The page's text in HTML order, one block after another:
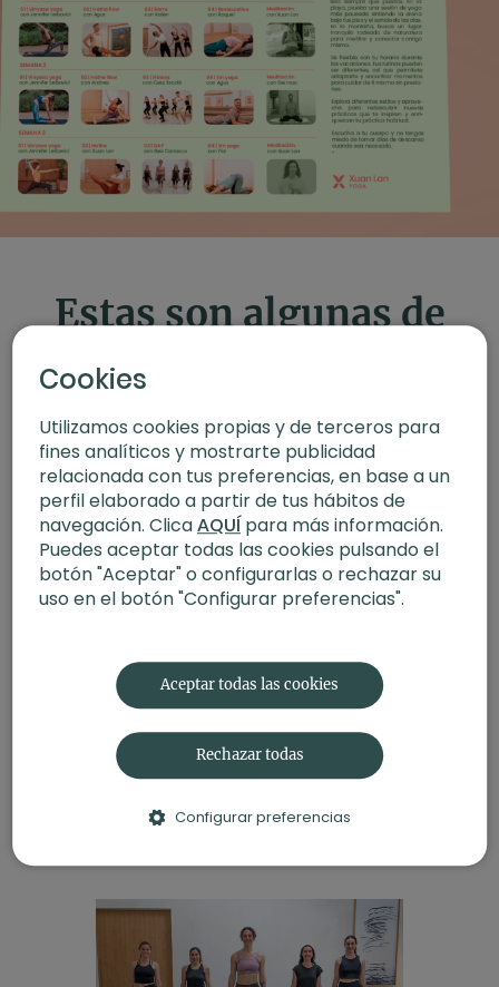
Estas son algunas de
las clases que te van
a acompañar
Vinyasa flow con Jennifer
Leibovici. Los 4 elementos: agua
En esta clase enfocada en la
apertura de pecho, nos
centramos en cultivar nuestro
amor propio para poder ofrecerlo
Cookies
Utilizamos cookies propias y de terceros para
fines analíticos y mostrarte publicidad
relacionada con tus preferencias, en base a un
perfil elaborado a partir de tus hábitos de
navegación. ClicaAQUÍpara más información.
Puedes aceptar todas las cookies pulsando el
botón "Aceptar" o configurarlas o rechazar su
uso en el botón "Configurar preferencias".
Aceptar todas las cookies
Rechazar todas
Configurar preferencias